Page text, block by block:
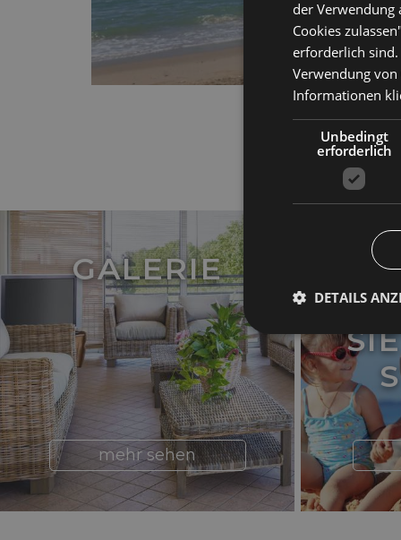
GALERIE
mehr sehen
der Verwendung
Cookies
erforderlich
Verwendung von
Informationen
Unbedingt
erforderlich
DETAILS
Unbedingt
Kontoverwaltung.
Name
epuModal
_dc_gtm_UA-
96989085-1